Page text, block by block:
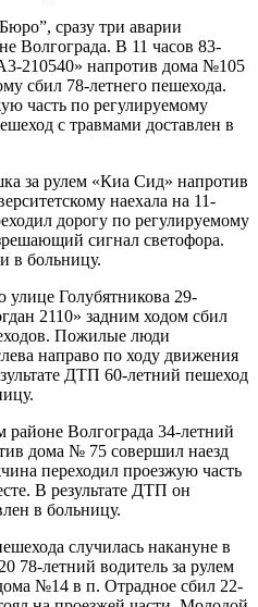
сразу три аварии
Волгограда. В 11 часов 83-
210540» напротив дома №105
сбил 78-летнего пешехода.
часть по регулируемому
с травмами доставлен в
за рулем «Киа Сид» напротив
наехала на 11-
дорогу по регулируемому
сигнал светофора.
в больницу.
Голубятникова 29-
2110» задним ходом сбил
Пожилые люди
направо по ходу движения
ДТП 60-летний пешеход
Волгограда 34-летний
дома № 75 совершил наезд
переходил проезжую часть
В результате ДТП он
в больницу.
случилась накануне в
78-летний водитель за рулем
№14 в п. Отрадное сбил 22-